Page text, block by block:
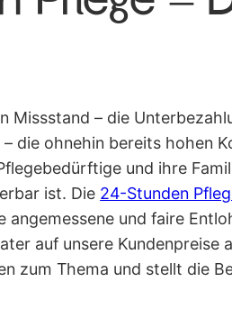
Missstand – die
die ohnehin bereits hohen
und ihre
ist. Die 24-Stunden
angemessene und faire
auf unsere Kundenpreise
zum Thema und stellt die